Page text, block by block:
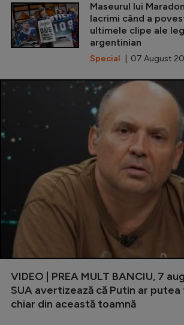
Maseurul lui
lacrimi când a
ultimele clipe ale
argentinian
Special | 07 August
VIDEO | PREA MULT BANCIU, 7
SUA avertizează că Putin ar
chiar din această toamnă